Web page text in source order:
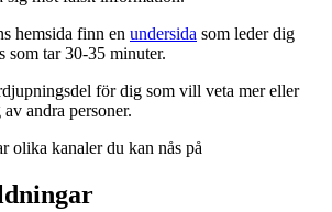
hemsida finn en undersida som leder dig
som tar 30-35 minuter.
för dig som vill veta mer eller
andra personer.